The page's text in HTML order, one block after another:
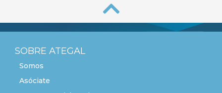
SOBRE ATEGAL
Somos
Asóciate